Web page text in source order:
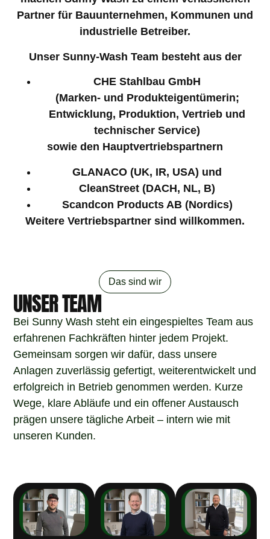
Partner für Bauunternehmen, Kommunen und
industrielle Betreiber.
Unser Sunny-Wash Team besteht aus der
CHE Stahlbau GmbH
(Marken- und Produkteigentümerin;
Entwicklung, Produktion, Vertrieb und
technischer Service)
sowie den Hauptvertriebspartnern
GLANACO (UK, IR, USA) und
CleanStreet (DACH, NL, B)
Scandcon Products AB (Nordics)
Weitere Vertriebspartner sind willkommen.
Das sind wir
UNSER TEAM
Bei Sunny Wash steht ein eingespieltes Team aus
erfahrenen Fachkräften hinter jedem Projekt.
Gemeinsam sorgen wir dafür, dass unsere
Anlagen zuverlässig gefertigt, weiterentwickelt und
erfolgreich in Betrieb genommen werden. Kurze
Wege, klare Abläufe und ein offener Austausch
prägen unsere tägliche Arbeit – intern wie mit
unseren Kunden.